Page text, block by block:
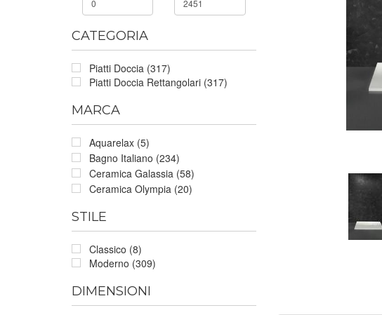
CATEGORIA
Piatti Doccia (317)
Piatti Doccia Rettangolari (317)
MARCA
Aquarelax (5)
Bagno Italiano (234)
Ceramica Galassia (58)
Ceramica Olympia (20)
STILE
Classico (8)
Moderno (309)
DIMENSIONI